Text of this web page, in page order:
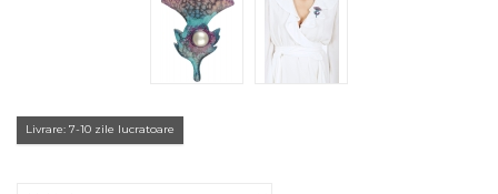
Livrare: 7-10 zile lucratoare